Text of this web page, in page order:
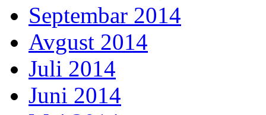
Septembar 2014
Avgust 2014
Juli 2014
Juni 2014